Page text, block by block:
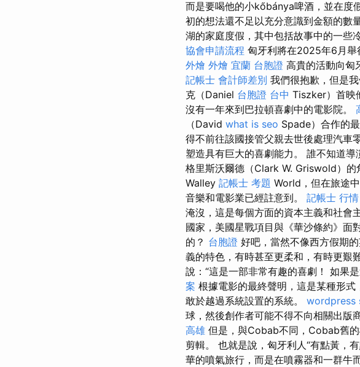
而是要喝他的小kőbánya啤酒，並在度
初的想法還不足以充分意識到金額的數
湖的家庭度假，其中包括故事中的一些
協會申請流程 匈牙利將在2025年6月舉
外燴 外燴 宜蘭 台胞證 高貴的活動向匈
記帳士 會計師差別 我們很抱歉，但是
克（Daniel 台胞證 台中 Tiszker）首映
沒有一年來到巴拉頓喜劇中的電影院。
（David what is seo Spade）合作的
得不前往該國接管父親去世後處理汽車
塑造具有巨大的喜劇能力。 誰不知道導
格里斯沃爾德（Clark W. Griswold）
Walley 記帳士 考題 World，但在旅途
音樂和電影業已經註意到。 記帳士 行情
淹沒，這是每個方面的資本主義和社會
國家，美國星戰項目與《華沙條約》面
的？ 台胞證 好吧，當然不像西方假期
義的特色，有時甚至更柔和，有時更艱
說：“這是一部非常有趣的喜劇！ 如果
案 根據電影的最終聲明，這是某種形式
敢於越過系統設置的系統。 wordpress
球，然後創作者可能不得不向相關出版
高雄 但是，與Cobab不同，Cobab舊
剪輯。 也就是說，匈牙利人“有點黃，
華的噴氣旅行，而是在噴霧器和一群牛